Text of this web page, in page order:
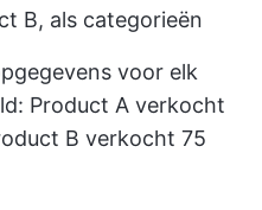
B, als categorieën
voor elk
Product A verkocht
B verkocht 75